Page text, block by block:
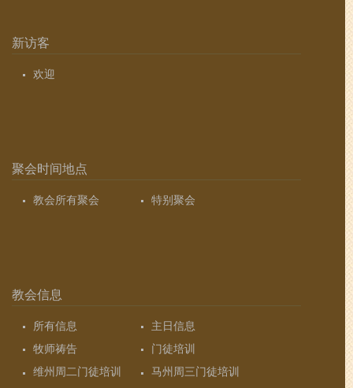
新访客
欢迎
聚会时间地点
教会所有聚会 特别聚会
教会信息
所有信息
主日信息
牧师祷告
门徒培训
维州周二门徒培训
马州周三门徒培训